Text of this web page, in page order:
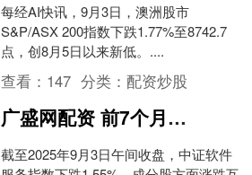
每经AI快讯，9月3日，澳洲股市
S&P/ASX 200指数下跌1.77%至8742.7
点，创8月5日以来新低。....
查看： 147 分类：配资炒股
广盛网配资 前7个月软件业同比增收超12%，软件ETF(159852)近2周新增规模同类居首！
截至2025年9月3日午间收盘，中证软件